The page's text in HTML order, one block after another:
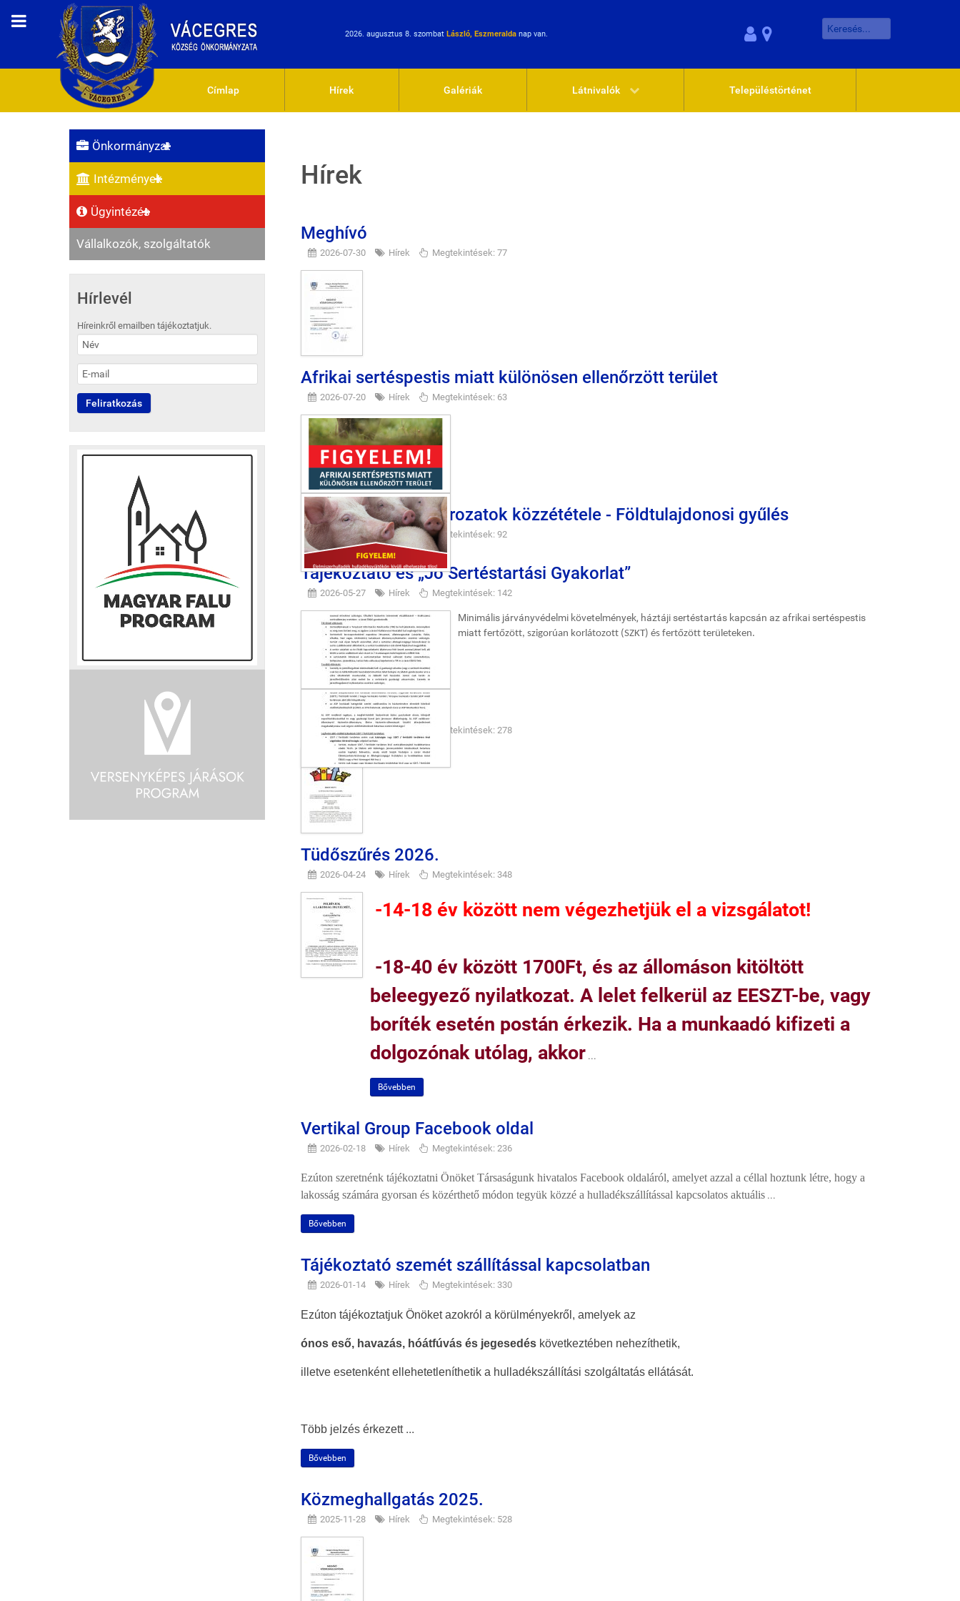
2026. augusztus 8. szombat László, Eszmeralda nap van.
Címlap Hírek Galériák Látnivalók Településtörténet
Önkormányzat
Intézmények
Ügyintézés
Vállalkozók, szolgáltatók
Hírlevél
Híreinkről emailben tájékoztatjuk.
Hírek
Meghívó
2026-07-30 Hírek Megtekintések: 77
Afrikai sertéspestis miatt különösen ellenőrzött terület
2026-07-20 Hírek Megtekintések: 63
Pilisi Parkerdő határozatok közzététele - Földtulajdonosi gyűlés
2026-07-08 Hírek Megtekintések: 92
Tájékoztató és „Jó Sertéstartási Gyakorlat”
2026-05-27 Hírek Megtekintések: 142
Minimális járványvédelmi követelmények, háztáji sertéstartás kapcsán az afrikai sertéspestis
miatt fertőzött, szigorúan korlátozott (SZKT) és fertőzött területeken.
Óvodi beíratkozás
2026-04-24 Hírek Megtekintések: 278
Tüdőszűrés 2026.
2026-04-24 Hírek Megtekintések: 348
-14-18 év között nem végezhetjük el a vizsgálatot!
-18-40 év között 1700Ft, és az állomáson kitöltött
beleegyező nyilatkozat. A lelet felkerül az EESZT-be, vagy
boríték esetén postán érkezik. Ha a munkaadó kifizeti a
dolgozónak utólag, akkor ...
Bővebben
Vertikal Group Facebook oldal
2026-02-18 Hírek Megtekintések: 236
Ezúton szeretnénk tájékoztatni Önöket Társaságunk hivatalos Facebook oldaláról, amelyet azzal a céllal hoztunk létre, hogy a
lakosság számára gyorsan és közérthető módon tegyük közzé a hulladékszállítással kapcsolatos aktuális ...
Bővebben
Tájékoztató szemét szállítással kapcsolatban
2026-01-14 Hírek Megtekintések: 330
Ezúton tájékoztatjuk Önöket azokról a körülményekről, amelyek az
ónos eső, havazás, hóátfúvás és jegesedés következtében nehezíthetik,
illetve esetenként ellehetetleníthetik a hulladékszállítási szolgáltatás ellátását.
Több jelzés érkezett...
Bővebben
Közmeghallgatás 2025.
2025-11-28 Hírek Megtekintések: 528